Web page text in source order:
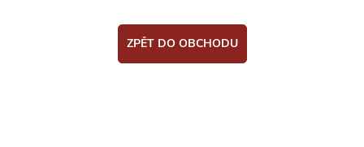
ZPĚT DO OBCHODU